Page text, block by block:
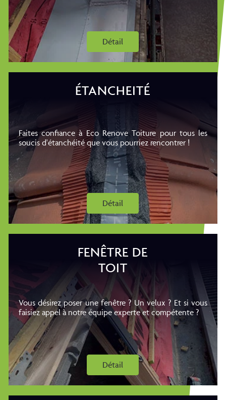
Détail
ÉTANCHEITÉ
Faites confiance à Eco Renove Toiture pour tous les
soucis d'étanchéité que vous pourriez rencontrer !
Détail
FENÊTRE DE
TOIT
Vous désirez poser une fenêtre ? Un velux ? Et si vous
faisiez appel à notre équipe experte et compétente ?
Détail